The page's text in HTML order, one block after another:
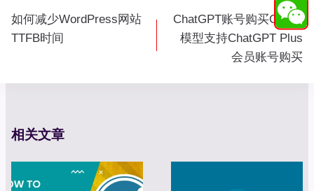
文
章
如何减少WordPress网站
TTFB时间
ChatGPT账号购买GPT-4
模型支持ChatGPT Plus
会员账号购买
相关文章